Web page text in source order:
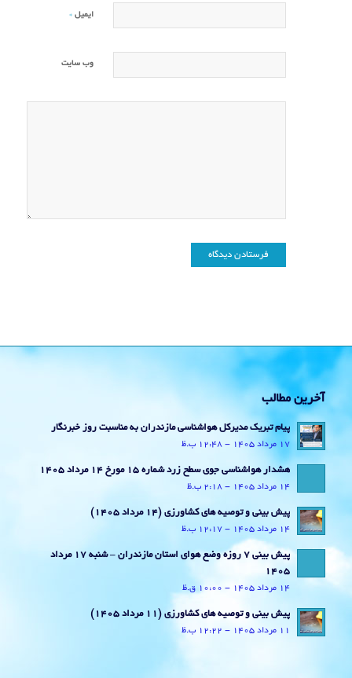
ایمیل *
وب‌ سایت
آخرین مطالب
پیام تبریک مدیرکل هواشناسی مازندران به مناسبت روز خبرنگار
17 مرداد 1405 - 12:48 ب.ظ
هشدار هواشناسی جوی سطح زرد شماره 15 مورخ 14 مرداد 1405
14 مرداد 1405 - 2:18 ب.ظ
پیش بینی و توصیه های کشاورزی (14 مرداد ۱۴۰۵)
14 مرداد 1405 - 12:17 ب.ظ
پیش بینی 7 روزه وضع هوای استان مازندران – شنبه 17 مرداد
1405
14 مرداد 1405 - 10:00 ق.ظ
پیش بینی و توصیه های کشاورزی (11 مرداد ۱۴۰۵)
11 مرداد 1405 - 12:22 ب.ظ